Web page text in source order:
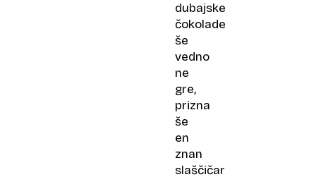
dubajske
čokolade
še
vedno
ne
gre,
prizna
še
en
znan
slaščičar